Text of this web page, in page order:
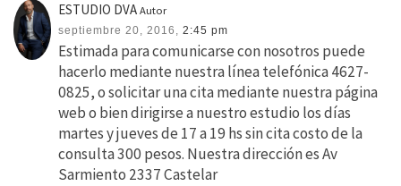
ESTUDIO DVA Autor
septiembre 20, 2016, 2:45 pm
Estimada para comunicarse con nosotros puede
hacerlo mediante nuestra línea telefónica 4627-
0825, o solicitar una cita mediante nuestra página
web o bien dirigirse a nuestro estudio los días
martes y jueves de 17 a 19 hs sin cita costo de la
consulta 300 pesos. Nuestra dirección es Av
Sarmiento 2337 Castelar